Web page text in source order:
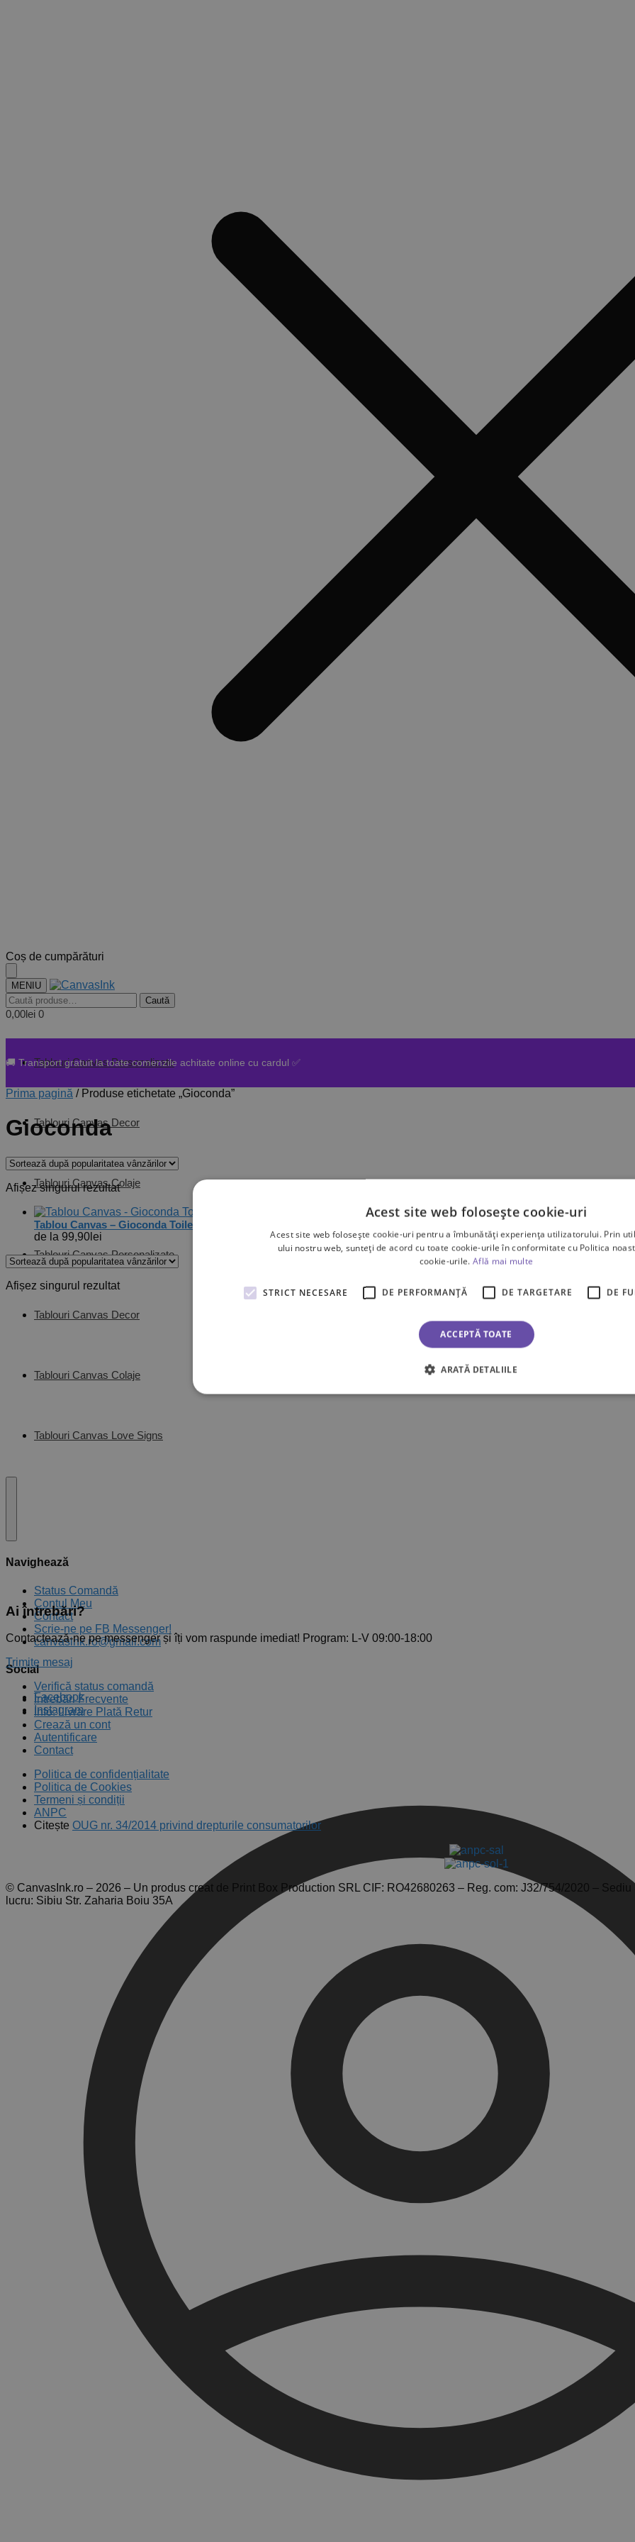
Skip
to
navigation
Skip
to
content
Coș de cumpărături
MENIU
Caută
după:
Caută
0,00lei 0
Tablouri Canvas Personalizate
Tablouri Canvas Decor
Tablouri Canvas Colaje
Tablouri Canvas Personalizate
Tablouri Canvas Decor
Tablouri Canvas Colaje
Tablouri Canvas Love Signs
Navighează
Status Comandă
Contul Meu
Contact
Scrie-ne pe FB Messenger!
canvasink.ro@gmail.com
Social
Facebook
Instagram
🚚 Transport gratuit la toate comenzile achitate online cu cardul ✅
Prima pagină / Produse etichetate „Gioconda”
Gioconda
Afișez singurul rezultat
Tablou Canvas – Gioconda Toilet Paper
de la 99,90 lei
Afișez singurul rezultat
Ai întrebări?
Contactează-ne pe messenger și îți vom raspunde imediat! Program: L-V 09:00-18:00
Trimite mesaj
Verifică status comandă
Întrebări Frecvente
Info: Livrare Plată Retur
Crează un cont
Autentificare
Contact
Politica de confidențialitate
Politica de Cookies
Termeni și condiții
ANPC
Citește OUG nr. 34/2014 privind drepturile consumatorilor
© CanvasInk.ro – 2026 – Un produs creat de Print Box Production SRL CIF: RO42680263 – Reg. com: J32/754/2020 –
lucru: Sibiu Str. Zaharia Boiu 35A
Acest site web folosește cookie-uri
Acest site web folosește cookie-uri pentru a îmbunătăți experiența utilizatorului. Prin
ului nostru web, sunteți de acord cu toate cookie-urile în conformitate cu Politica
cookie-urile. Află mai multe
STRICT NECESARE DE PERFORMANȚĂ DE TARGETARE DE
ACCEPTĂ TOATE
ARATĂ DETALIILE